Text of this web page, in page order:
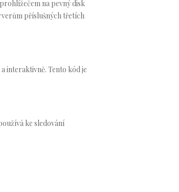
na pevný disk
příslušných třetích
interaktivně. Tento kód je
ke sledování